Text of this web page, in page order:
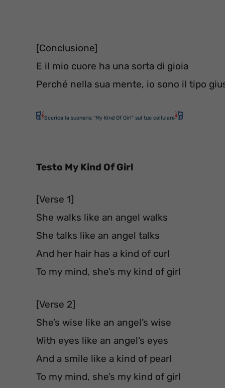
[Conclusione]
E il mio cuore ha una sorta di gioia
Perché nella sua mente, io sono il tipo
Scarica la suoneria “My Kind Of Girl” sul tuo cellulare
Testo My Kind Of Girl
[Verse 1]
She walks like an angel walks
She talks like an angel talks
And her hair has a kind of curl
To my mind, she’s my kind of girl
[Verse 2]
She’s wise like an angel’s wise
With eyes like an angel’s eyes
And a smile like a kind of pearl
To my mind, she’s my kind of girl